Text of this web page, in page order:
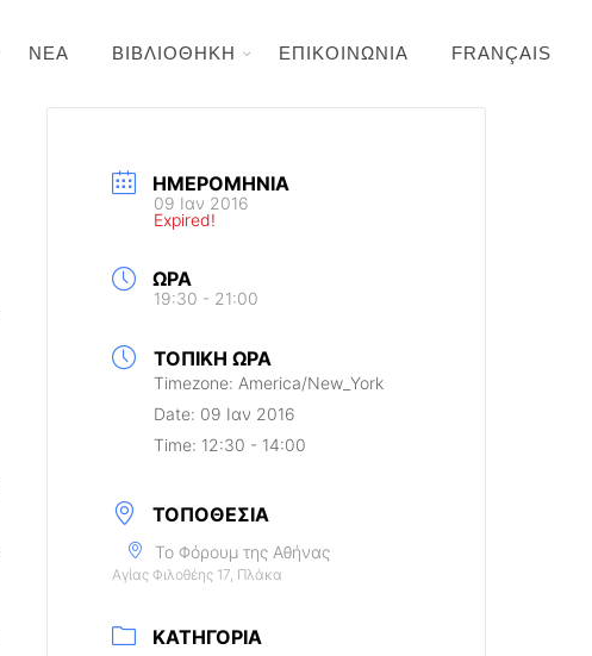
ΝΕΑ ΒΙΒΛΙΟΘΗΚΗ ΕΠΙΚΟΙΝΩΝΙΑ FRANÇAIS
ΗΜΕΡΟΜΗΝΊΑ
09 Ιαν 2016
Expired!
ΏΡΑ
19:30 - 21:00
ΤΟΠΙΚΉ ΏΡΑ
Timezone: America/New_York
Date: 09 Ιαν 2016
Time: 12:30 - 14:00
ΤΟΠΟΘΕΣΊΑ
Το Φόρουμ της Αθήνας
Αγίας Φιλοθέης 17, Πλάκα
ΚΑΤΗΓΟΡΊΑ